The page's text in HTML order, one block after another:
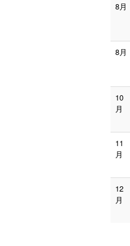
8月
8月
10
月
11
月
12
月